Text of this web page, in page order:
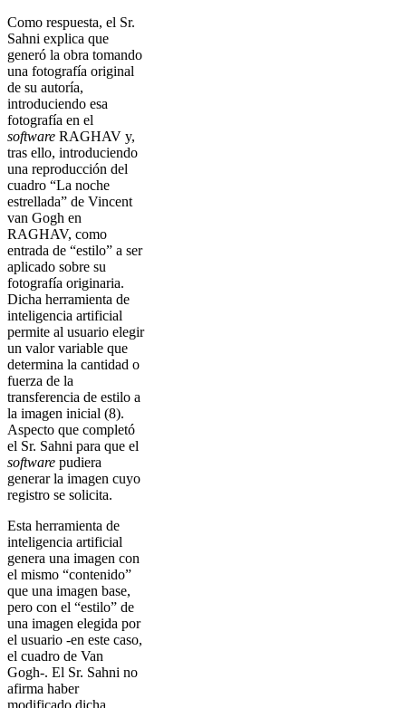
Como respuesta, el Sr.
Sahni explica que
generó la obra tomando
una fotografía original
de su autoría,
introduciendo esa
fotografía en el
software RAGHAV y,
tras ello, introduciendo
una reproducción del
cuadro “La noche
estrellada” de Vincent
van Gogh en
RAGHAV, como
entrada de “estilo” a ser
aplicado sobre su
fotografía originaria.
Dicha herramienta de
inteligencia artificial
permite al usuario elegir
un valor variable que
determina la cantidad o
fuerza de la
transferencia de estilo a
la imagen inicial (8).
Aspecto que completó
el Sr. Sahni para que el
software pudiera
generar la imagen cuyo
registro se solicita.
Esta herramienta de
inteligencia artificial
genera una imagen con
el mismo “contenido”
que una imagen base,
pero con el “estilo” de
una imagen elegida por
el usuario -en este caso,
el cuadro de Van
Gogh-. El Sr. Sahni no
afirma haber
modificado dicha